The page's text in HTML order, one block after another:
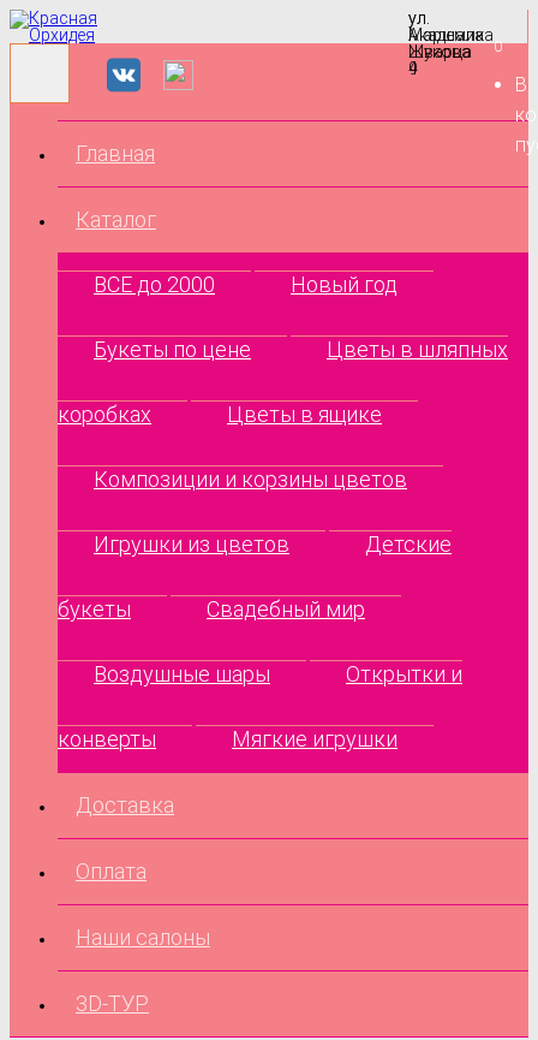
ул.
Маршала
Жукова
9
ул.
Академика
Шварца
4
0
В
Главная
Каталог
ВСЕ до 2000 Новый год
Букеты по цене Цветы в шляпных
коробках Цветы в ящике
Композиции и корзины цветов
Игрушки из цветов Детские
букеты Свадебный мир
Воздушные шары Открытки и
конверты Мягкие игрушки
Доставка
Оплата
Наши салоны
3D-ТУР